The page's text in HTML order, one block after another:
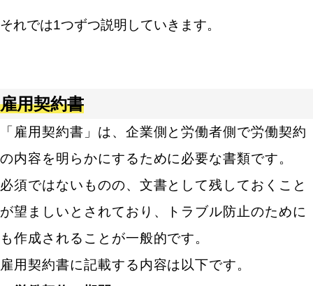
それでは1つずつ説明していきます。
雇用契約書
「雇用契約書」は、企業側と労働者側で労働契約
の内容を明らかにするために必要な書類です。
必須ではないものの、文書として残しておくこと
が望ましいとされており、トラブル防止のために
も作成されることが一般的です。
雇用契約書に記載する内容は以下です。